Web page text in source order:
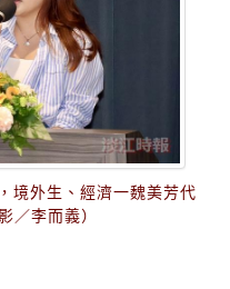
境外生、經濟一魏美芳代
／李而義）